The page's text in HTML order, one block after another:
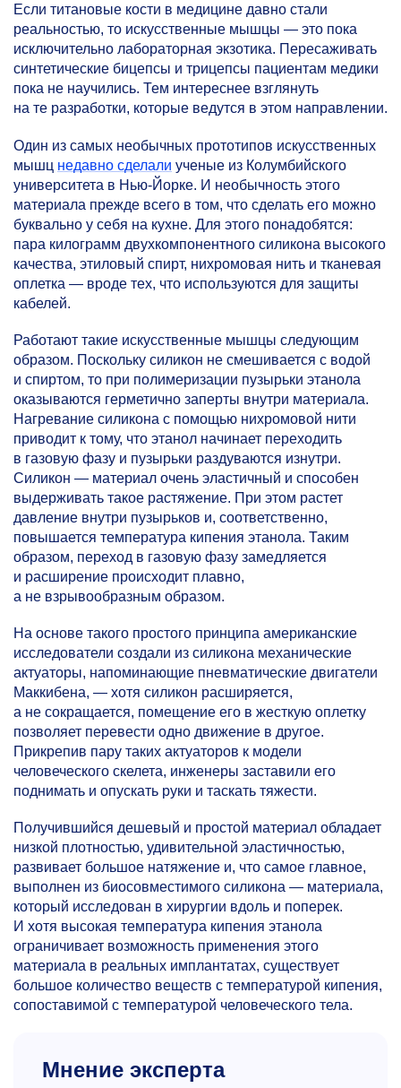
Если титановые кости в медицине давно стали
реальностью, то искусственные мышцы — это пока
исключительно лабораторная экзотика. Пересаживать
синтетические бицепсы и трицепсы пациентам медики
пока не научились. Тем интереснее взглянуть
на те разработки, которые ведутся в этом направлении.
Один из самых необычных прототипов искусственных
мышц недавно сделали ученые из Колумбийского
университета в Нью-Йорке. И необычность этого
материала прежде всего в том, что сделать его можно
буквально у себя на кухне. Для этого понадобятся:
пара килограмм двухкомпонентного силикона высокого
качества, этиловый спирт, нихромовая нить и тканевая
оплетка — вроде тех, что используются для защиты
кабелей.
Работают такие искусственные мышцы следующим
образом. Поскольку силикон не смешивается с водой
и спиртом, то при полимеризации пузырьки этанола
оказываются герметично заперты внутри материала.
Нагревание силикона с помощью нихромовой нити
приводит к тому, что этанол начинает переходить
в газовую фазу и пузырьки раздуваются изнутри.
Силикон — материал очень эластичный и способен
выдерживать такое растяжение. При этом растет
давление внутри пузырьков и, соответственно,
повышается температура кипения этанола. Таким
образом, переход в газовую фазу замедляется
и расширение происходит плавно,
а не взрывообразным образом.
На основе такого простого принципа американские
исследователи создали из силикона механические
актуаторы, напоминающие пневматические двигатели
Маккибена, — хотя силикон расширяется,
а не сокращается, помещение его в жесткую оплетку
позволяет перевести одно движение в другое.
Прикрепив пару таких актуаторов к модели
человеческого скелета, инженеры заставили его
поднимать и опускать руки и таскать тяжести.
Получившийся дешевый и простой материал обладает
низкой плотностью, удивительной эластичностью,
развивает большое натяжение и, что самое главное,
выполнен из биосовместимого силикона — материала,
который исследован в хирургии вдоль и поперек.
И хотя высокая температура кипения этанола
ограничивает возможность применения этого
материала в реальных имплантатах, существует
большое количество веществ с температурой кипения,
сопоставимой с температурой человеческого тела.
Мнение эксперта